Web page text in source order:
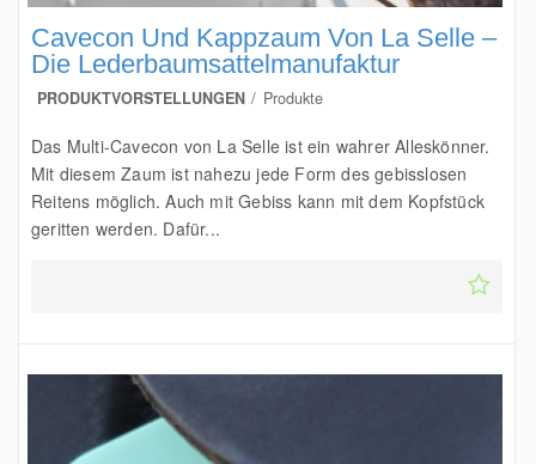
Cavecon Und Kappzaum Von La Selle –
Die Lederbaumsattelmanufaktur
PRODUKTVORSTELLUNGEN Produkte
Das Multi-Cavecon von La Selle ist ein wahrer Alleskönner.
Mit diesem Zaum ist nahezu jede Form des gebisslosen
Reitens möglich. Auch mit Gebiss kann mit dem Kopfstück
geritten werden. Dafür...